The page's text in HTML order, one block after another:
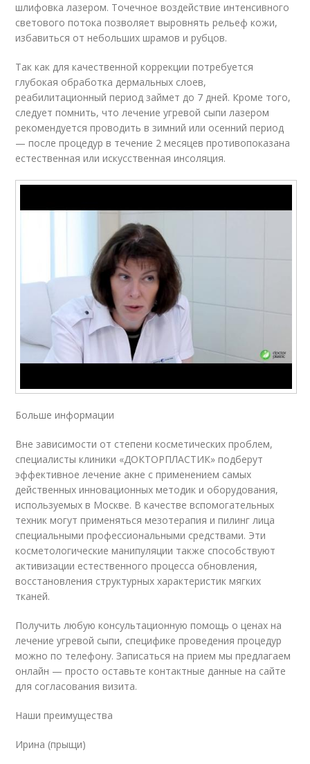
шлифовка лазером. Точечное воздействие интенсивного
светового потока позволяет выровнять рельеф кожи,
избавиться от небольших шрамов и рубцов.
Так как для качественной коррекции потребуется
глубокая обработка дермальных слоев,
реабилитационный период займет до 7 дней. Кроме того,
следует помнить, что лечение угревой сыпи лазером
рекомендуется проводить в зимний или осенний период
— после процедур в течение 2 месяцев противопоказана
естественная или искусственная инсоляция.
Больше информации
Вне зависимости от степени косметических проблем,
специалисты клиники «ДОКТОРПЛАСТИК» подберут
эффективное лечение акне с применением самых
действенных инновационных методик и оборудования,
используемых в Москве. В качестве вспомогательных
техник могут применяться мезотерапия и пилинг лица
специальными профессиональными средствами. Эти
косметологические манипуляции также способствуют
активизации естественного процесса обновления,
восстановления структурных характеристик мягких
тканей.
Получить любую консультационную помощь о ценах на
лечение угревой сыпи, специфике проведения процедур
можно по телефону. Записаться на прием мы предлагаем
онлайн — просто оставьте контактные данные на сайте
для согласования визита.
Наши преимущества
Ирина (прыщи)